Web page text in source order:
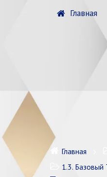
Главная
Главная
1.3. Базовый